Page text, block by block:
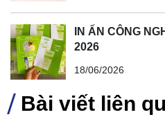
IN ẤN CÔNG
2026
18/06/2026
Bài viết liên